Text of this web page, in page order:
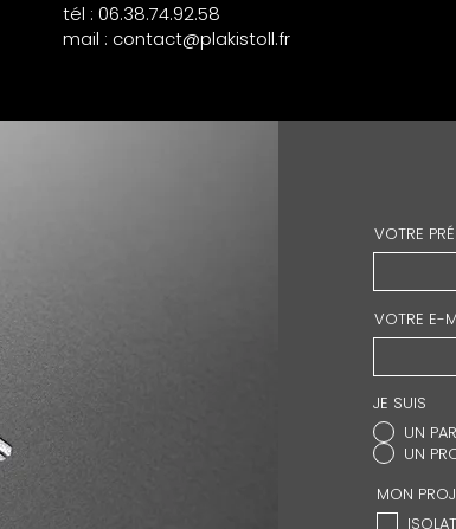
tél : 06.38.74.92.58
mail : contact@plakistoll.fr
VOTRE
VOTRE E-
JE SUIS
UN
UN
MON